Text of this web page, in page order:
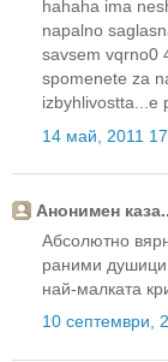
hahaha ima
napalno
savsem vqrno0
spomenete za
izbyhlivostta...e
14 май, 2011
Анонимен
Абсолютно
раними
най-малката
10 септември,